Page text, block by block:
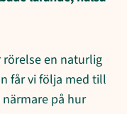
rörelse en naturlig
får vi följa med till
på hur